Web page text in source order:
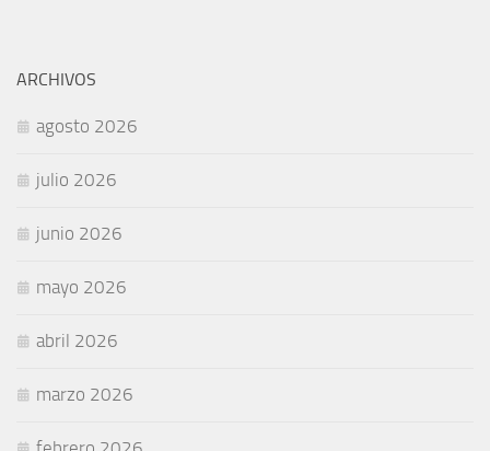
ARCHIVOS
agosto 2026
julio 2026
junio 2026
mayo 2026
abril 2026
marzo 2026